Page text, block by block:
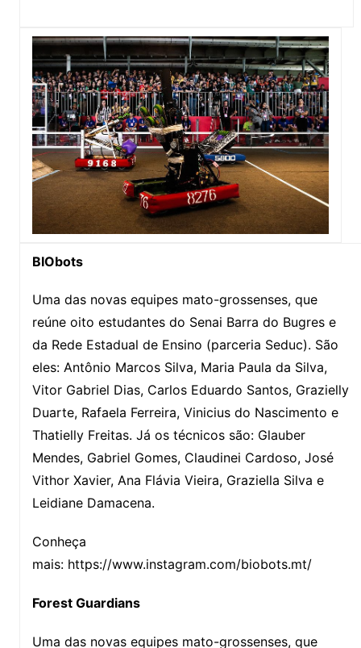
BIObots
Uma das novas equipes mato-grossenses, que
reúne oito estudantes do Senai Barra do Bugres e
da Rede Estadual de Ensino (parceria Seduc). São
eles: Antônio Marcos Silva, Maria Paula da Silva,
Vitor Gabriel Dias, Carlos Eduardo Santos, Grazielly
Duarte, Rafaela Ferreira, Vinicius do Nascimento e
Thatielly Freitas. Já os técnicos são: Glauber
Mendes, Gabriel Gomes, Claudinei Cardoso, José
Vithor Xavier, Ana Flávia Vieira, Graziella Silva e
Leidiane Damacena.
Conheça
mais: https://www.instagram.com/biobots.mt/
Forest Guardians
Uma das novas equipes mato-grossenses, que